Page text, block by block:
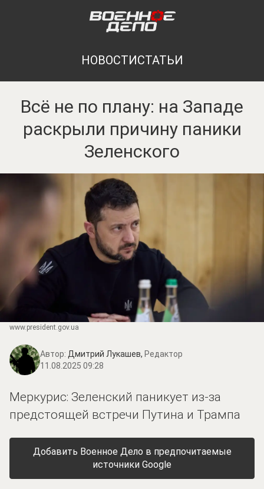
НОВОСТИСТАТЬИ
Всё не по плану: на Западе
раскрыли причину паники
Зеленского
www.prеsidеnt.gоv.uа
Автор: Дмитрий Лукашев, Редактор
11.08.2025 09:28
Меркурис: Зеленский паникует из-за
предстоящей встречи Путина и Трампа
Добавить Военное Дело в предпочитаемые
источники Google